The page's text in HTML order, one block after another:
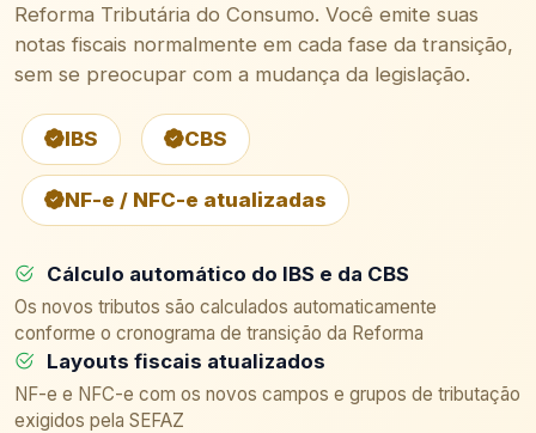
Reforma Tributária do Consumo. Você emite suas
notas fiscais normalmente em cada fase da transição,
sem se preocupar com a mudança da legislação.
IBS CBS
NF-e / NFC-e atualizadas
Cálculo automático do IBS e da CBS
Os novos tributos são calculados automaticamente
conforme o cronograma de transição da Reforma
Layouts fiscais atualizados
NF-e e NFC-e com os novos campos e grupos de tributação
exigidos pela SEFAZ